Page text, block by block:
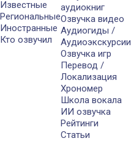
Известные
Региональные
Иностранные
Кто озвучил
аудиокниг
Озвучка видео
Аудиогиды /
Аудиоэкскурсии
Озвучка игр
Перевод /
Локализация
Хрономер
Школа вокала
ИИ озвучка
Рейтинги
Статьи